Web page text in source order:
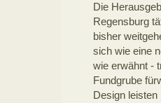
Die
Regensburg
bisher
sich wie eine
wie erwähnt -
Fundgrube
Design leisten